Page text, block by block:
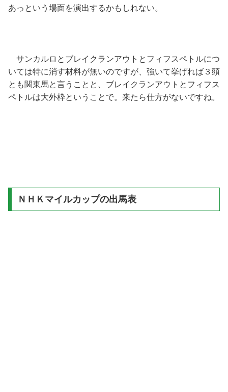
あっという場面を演出するかもしれない。
サンカルロとブレイクランアウトとフィフスペトルにつ
いては特に消す材料が無いのですが、強いて挙げれば３頭
とも関東馬と言うことと、ブレイクランアウトとフィフス
ペトルは大外枠ということで。来たら仕方がないですね。
ＮＨＫマイルカップの出馬表